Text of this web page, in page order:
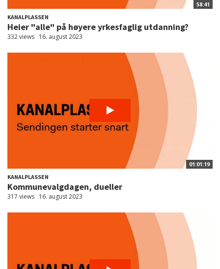
58:41
KANALPLASSEN
Heier "alle" på høyere yrkesfaglig utdanning?
332 views 16. august 2023
01:01:19
KANALPLASSEN
Kommunevalgdagen, dueller
317 views 16. august 2023